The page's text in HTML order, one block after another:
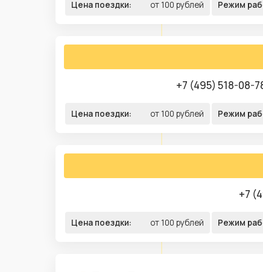
Цена поездки: от 100 рублей Режим
+7 (495) 518-08-
Цена поездки: от 100 рублей Режим
+7
Цена поездки: от 100 рублей Режим